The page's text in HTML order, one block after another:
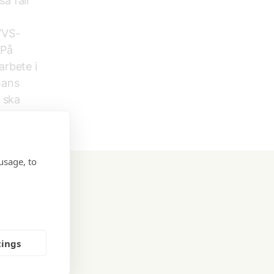
i
to